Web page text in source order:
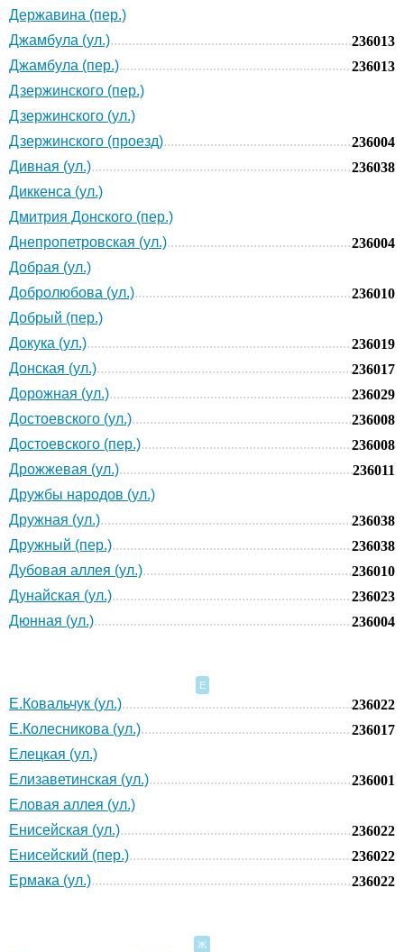
Державина (пер.)
Джамбула (ул.)
236013
Джамбула (пер.)
236013
Дзержинского (пер.)
Дзержинского (ул.)
Дзержинского (проезд)
236004
Дивная (ул.)
236038
Диккенса (ул.)
Дмитрия Донского (пер.)
Днепропетровская (ул.)
236004
Добрая (ул.)
Добролюбова (ул.)
236010
Добрый (пер.)
Докука (ул.)
236019
Донская (ул.)
236017
Дорожная (ул.)
236029
Достоевского (ул.)
236008
Достоевского (пер.)
236008
Дрожжевая (ул.)
236011
Дружбы народов (ул.)
Дружная (ул.)
236038
Дружный (пер.)
236038
Дубовая аллея (ул.)
236010
Дунайская (ул.)
236023
Дюнная (ул.)
236004
Е
Е.Ковальчук (ул.)
236022
Е.Колесникова (ул.)
236017
Елецкая (ул.)
Елизаветинская (ул.)
236001
Еловая аллея (ул.)
Енисейская (ул.)
236022
Енисейский (пер.)
236022
Ермака (ул.)
236022
Ж